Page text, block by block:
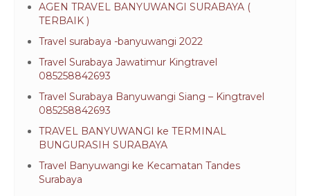
AGEN TRAVEL BANYUWANGI SURABAYA (
TERBAIK )
Travel surabaya -banyuwangi 2022
Travel Surabaya Jawatimur Kingtravel
085258842693
Travel Surabaya Banyuwangi Siang – Kingtravel
085258842693
TRAVEL BANYUWANGI ke TERMINAL
BUNGURASIH SURABAYA
Travel Banyuwangi ke Kecamatan Tandes
Surabaya